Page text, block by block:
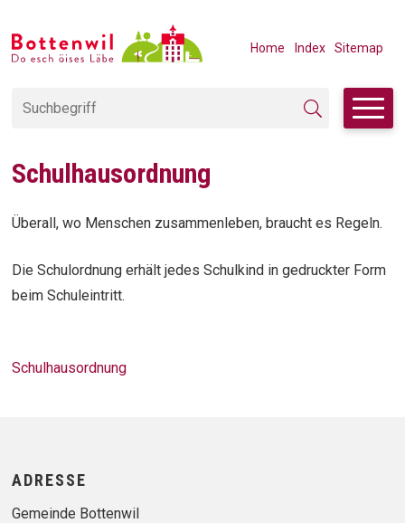
Navigieren in Bottenwil
Home Index Sitemap
Suchbegriff
Suche starten
Schulhausordnung
Überall, wo Menschen zusammenleben, braucht es Regeln.
Die Schulordnung erhält jedes Schulkind in gedruckter Form
beim Schuleintritt.
Schulhausordnung
Footer
ADRESSE
Gemeinde Bottenwil